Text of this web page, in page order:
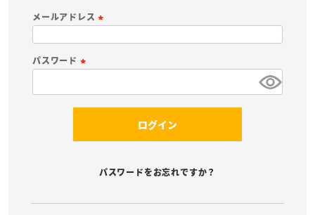
メールアドレス
須
パスワード
ログイン
パスワードをお忘れですか？